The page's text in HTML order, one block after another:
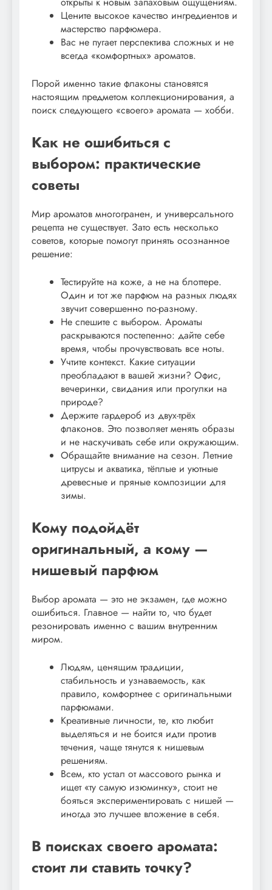
Цените высокое качество ингредиентов и
мастерство парфюмера.
Вас не пугает перспектива сложных и не
всегда «комфортных» ароматов.
Порой именно такие флаконы становятся
настоящим предметом коллекционирования, а
поиск следующего «своего» аромата — хобби.
Как не ошибиться с
выбором: практические
советы
Мир ароматов многогранен, и универсального
рецепта не существует. Зато есть несколько
советов, которые помогут принять осознанное
решение:
Тестируйте на коже, а не на блоттере.
Один и тот же парфюм на разных людях
звучит совершенно по-разному.
Не спешите с выбором. Ароматы
раскрываются постепенно: дайте себе
время, чтобы прочувствовать все ноты.
Учтите контекст. Какие ситуации
преобладают в вашей жизни? Офис,
вечеринки, свидания или прогулки на
природе?
Держите гардероб из двух-трёх
флаконов. Это позволяет менять образы
и не наскучивать себе или окружающим.
Обращайте внимание на сезон. Летние
цитрусы и акватика, тёплые и уютные
древесные и пряные композиции для
зимы.
Кому подойдёт
оригинальный, а кому —
нишевый парфюм
Выбор аромата — это не экзамен, где можно
ошибиться. Главное — найти то, что будет
резонировать именно с вашим внутренним
миром.
Людям, ценящим традиции,
стабильность и узнаваемость, как
правило, комфортнее с оригинальными
парфюмами.
Креативные личности, те, кто любит
выделяться и не боится идти против
течения, чаще тянутся к нишевым
решениям.
Всем, кто устал от массового рынка и
ищет «ту самую изюминку», стоит не
бояться экспериментировать с нишей —
иногда это лучшее вложение в себя.
В поисках своего аромата:
стоит ли ставить точку?